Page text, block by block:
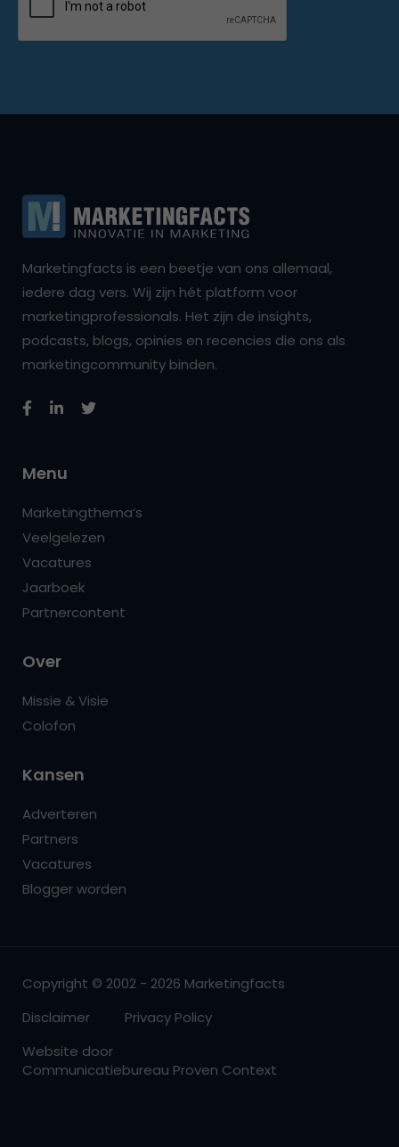
Marketingfacts is een beetje van ons allemaal,
iedere dag vers. Wij zijn hét platform voor
marketingprofessionals. Het zijn de insights,
podcasts, blogs, opinies en recencies die ons als
marketingcommunity binden.
Menu
Marketingthema’s
Veelgelezen
Vacatures
Jaarboek
Partnercontent
Over
Missie & Visie
Colofon
Kansen
Adverteren
Partners
Vacatures
Blogger worden
Copyright © 2002 - 2026 Marketingfacts
Disclaimer
Privacy Policy
Website door
Communicatiebureau Proven Context